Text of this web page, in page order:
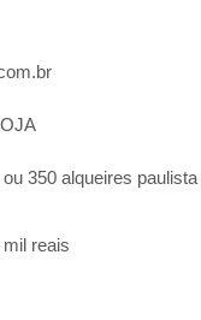
350 alqueires paulista
reais